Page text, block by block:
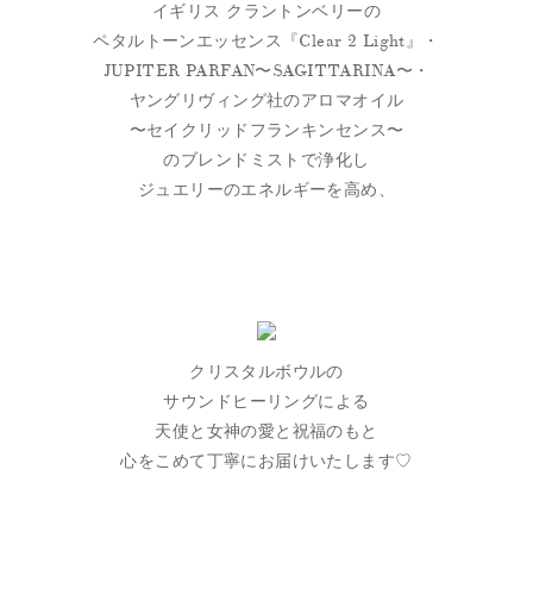
イギリス クラントンベリーの
ペタルトーンエッセンス『Clear 2 Light』・
JUPITER PARFAN〜SAGITTARINA〜・
ヤングリヴィング社のアロマオイル
〜セイクリッドフランキンセンス〜
のブレンドミストで浄化し
ジュエリーのエネルギーを高め、
クリスタルボウルの
サウンドヒーリングによる
天使と女神の愛と祝福のもと
心をこめて丁寧にお届けいたします♡